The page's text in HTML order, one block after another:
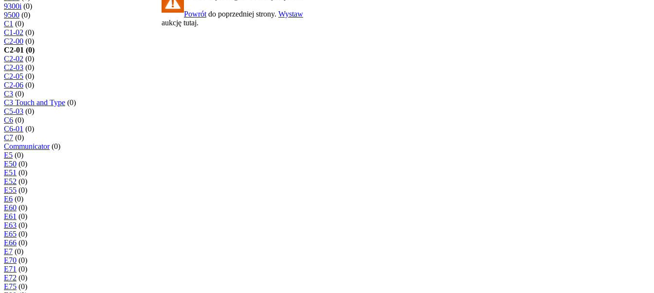
9300i (0)
9500 (0)
C1 (0)
C1-02 (0)
C2-00 (0)
C2-01 (0)
C2-02 (0)
C2-03 (0)
C2-05 (0)
C2-06 (0)
C3 (0)
C3 Touch and Type (0)
C5-03 (0)
C6 (0)
C6-01 (0)
C7 (0)
Communicator(0)
E5 (0)
E50 (0)
E51 (0)
E52 (0)
E55 (0)
E6 (0)
E60 (0)
E61 (0)
E63 (0)
E65 (0)
E66 (0)
E7 (0)
E70 (0)
E71 (0)
E72 (0)
E75 (0)
Powrót do poprzedniej strony. Wystaw
aukcję tutaj.